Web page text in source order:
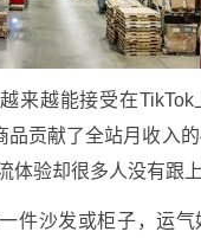
来越能接受在
品贡献了全站月收入
体验却很多人没有跟上
件沙发或柜子，运